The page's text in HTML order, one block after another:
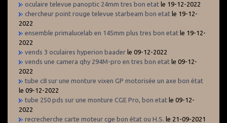
oculaire televue panoptic 24mm tres bon etat le 19-12-2022
chercheur point rouge televue starbeam bon etat le 19-12-
2022
ensemble primalucelab en 145mm plus tres bon etat le 19-12-
2022
vends 3 oculaires hyperion baader le 09-12-2022
vends une camera qhy 294M-pro en tres bon etat le 09-12-
2022
tube c8 sur une monture vixen GP motorisée un axe bon état
le 09-12-2022
tube 250 pds sur une monture CGE Pro, bon etat le 09-12-
2022
recrecherche carte moteur cge bon état ou H.S. le 21-09-2021